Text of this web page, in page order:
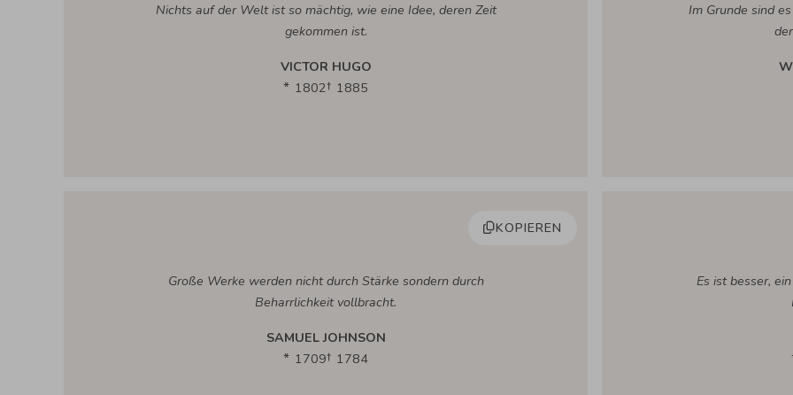
Nichts auf der Welt ist so mächtig, wie eine Idee, deren Zeit
gekommen ist.
VICTOR HUGO
1802
1885
Im Grunde sind
KOPIEREN
Große Werke werden nicht durch Stärke sondern durch
Beharrlichkeit vollbracht.
SAMUEL JOHNSON
1709
1784
Es ist besser,